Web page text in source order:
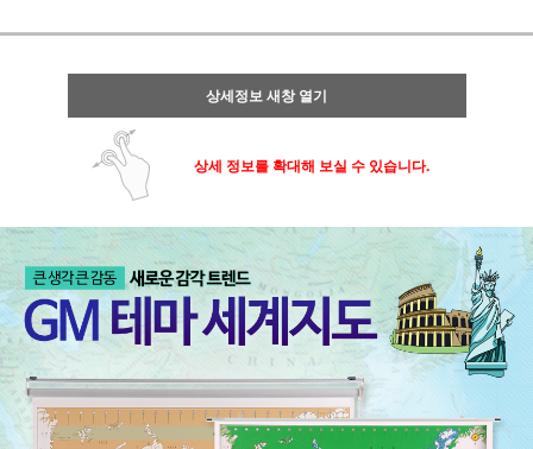
상세정보 새창 열기
상세 정보를 확대해 보실 수 있습니다.